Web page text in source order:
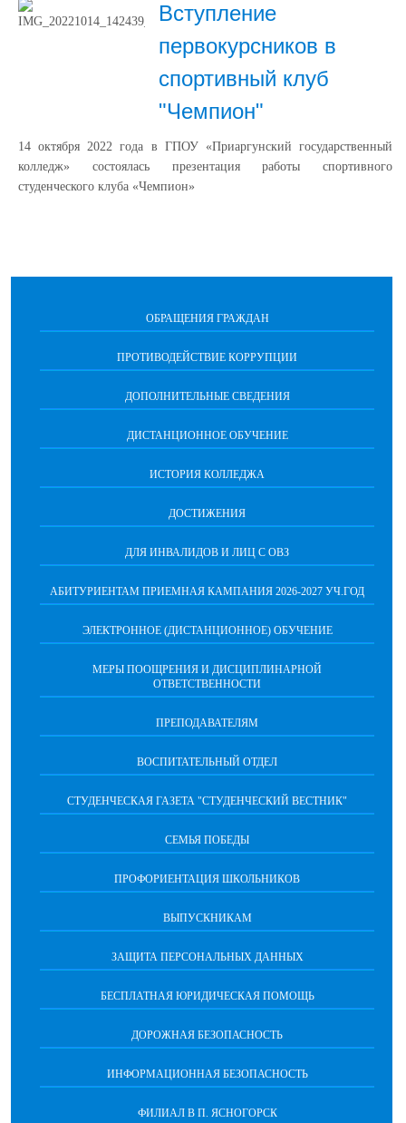
Вступление
первокурсников в
спортивный клуб
"Чемпион"
14 октября 2022 года в ГПОУ «Приаргунский государственный
колледж» состоялась презентация работы спортивного
студенческого клуба «Чемпион»
ОБРАЩЕНИЯ ГРАЖДАН
ПРОТИВОДЕЙСТВИЕ КОРРУПЦИИ
ДОПОЛНИТЕЛЬНЫЕ СВЕДЕНИЯ
ДИСТАНЦИОННОЕ ОБУЧЕНИЕ
ИСТОРИЯ КОЛЛЕДЖА
ДОСТИЖЕНИЯ
ДЛЯ ИНВАЛИДОВ И ЛИЦ С ОВЗ
АБИТУРИЕНТАМ ПРИЕМНАЯ КАМПАНИЯ 2026-2027 УЧ.ГОД
ЭЛЕКТРОННОЕ (ДИСТАНЦИОННОЕ) ОБУЧЕНИЕ
МЕРЫ ПООЩРЕНИЯ И ДИСЦИПЛИНАРНОЙ
ОТВЕТСТВЕННОСТИ
ПРЕПОДАВАТЕЛЯМ
ВОСПИТАТЕЛЬНЫЙ ОТДЕЛ
СТУДЕНЧЕСКАЯ ГАЗЕТА "СТУДЕНЧЕСКИЙ ВЕСТНИК"
СЕМЬЯ ПОБЕДЫ
ПРОФОРИЕНТАЦИЯ ШКОЛЬНИКОВ
ВЫПУСКНИКАМ
ЗАЩИТА ПЕРСОНАЛЬНЫХ ДАННЫХ
БЕСПЛАТНАЯ ЮРИДИЧЕСКАЯ ПОМОЩЬ
ДОРОЖНАЯ БЕЗОПАСНОСТЬ
ИНФОРМАЦИОННАЯ БЕЗОПАСНОСТЬ
ФИЛИАЛ В П. ЯСНОГОРСК